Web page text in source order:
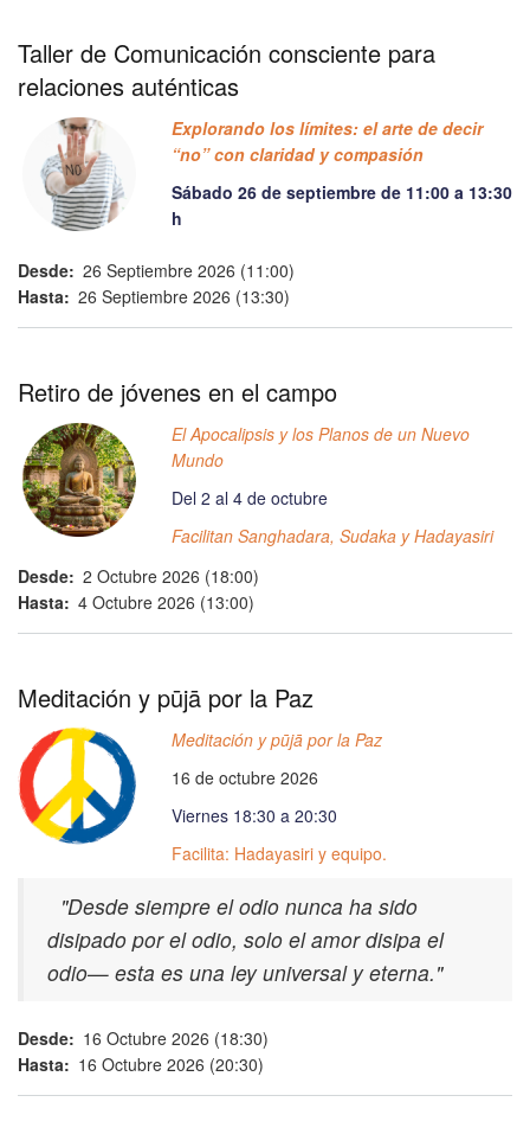
Taller de Comunicación consciente para
relaciones auténticas
Explorando los límites: el arte de decir
“no” con claridad y compasión
Sábado 26 de septiembre de 11:00 a 13:30
h
Desde 26 Septiembre 2026 (11:00)
Hasta 26 Septiembre 2026 (13:30)
Retiro de jóvenes en el campo
El Apocalipsis y los Planos de un Nuevo
Mundo
Del 2 al 4 de octubre
Facilitan Sanghadara, Sudaka y Hadayasiri
Desde 2 Octubre 2026 (18:00)
Hasta 4 Octubre 2026 (13:00)
Meditación y pūjā por la Paz
Meditación y pūjā por la Paz
16 de octubre 2026
Viernes 18:30 a 20:30
Facilita: Hadayasiri y equipo.
"Desde siempre el odio nunca ha sido
disipado por el odio, solo el amor disipa el
odio— esta es una ley universal y eterna."
Desde
16 Octubre 2026 (18:30)
Hasta
16 Octubre 2026 (20:30)